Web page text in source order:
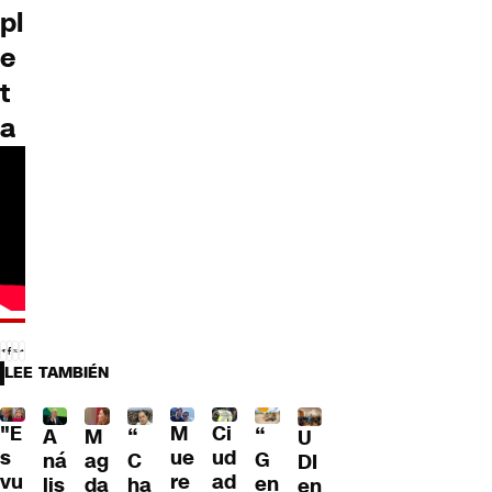
pl
e
t
a
LEE TAMBIÉN
"E
s
vu
A
ná
lis
M
ag
da
“
C
ha
M
ue
re
Ci
ud
ad
“
G
en
U
DI